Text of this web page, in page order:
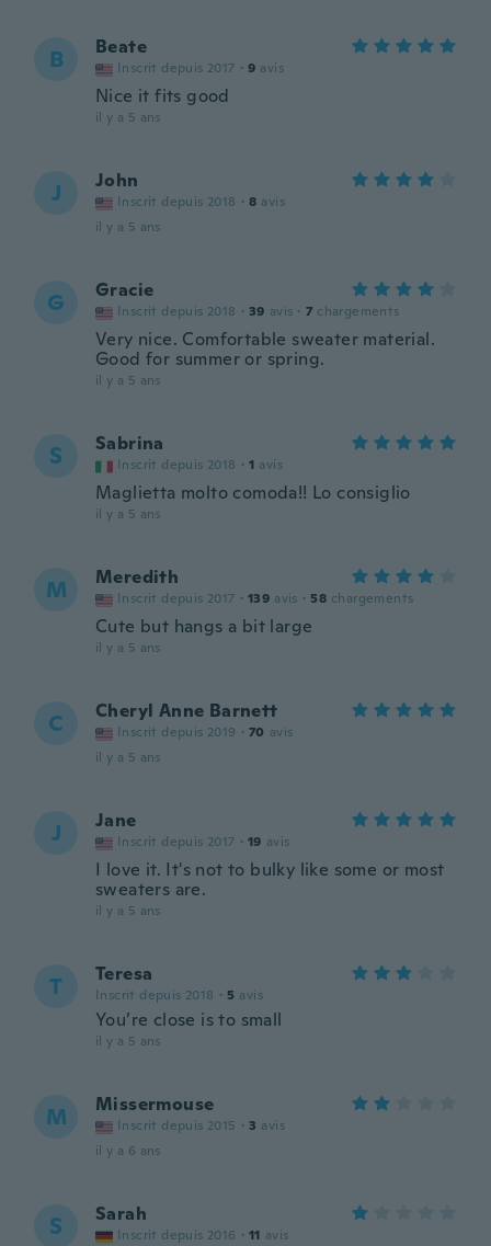
B Beate
Inscrit depuis 2017 · 9 avis
Nice it fits good
il y a 5 ans
J John
Inscrit depuis 2018 · 8 avis
il y a 5 ans
G Gracie
Inscrit depuis 2018 · 39 avis · 7 chargements
Very nice. Comfortable sweater material.
Good for summer or spring.
il y a 5 ans
S Sabrina
Inscrit depuis 2018 · 1 avis
Maglietta molto comoda!! Lo consiglio
il y a 5 ans
M Meredith
Inscrit depuis 2017 · 139 avis · 58 chargements
Cute but hangs a bit large
il y a 5 ans
C Cheryl Anne Barnett
Inscrit depuis 2019 · 70 avis
il y a 5 ans
J Jane
Inscrit depuis 2017 · 19 avis
I love it. It's not to bulky like some or most
sweaters are.
il y a 5 ans
T Teresa
Inscrit depuis 2018 · 5 avis
You’re close is to small
il y a 5 ans
M Missermouse
Inscrit depuis 2015 · 3 avis
il y a 6 ans
S Sarah
Inscrit depuis 2016 · 11 avis